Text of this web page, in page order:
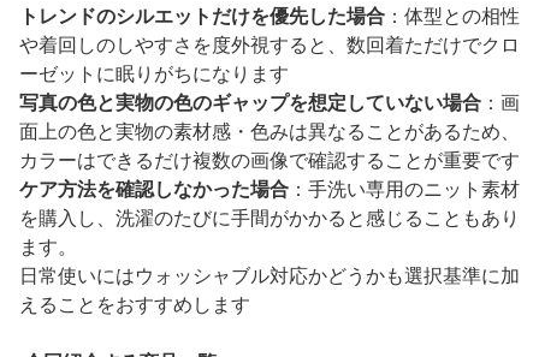
トレンドのシルエットだけを優先した場合 ：体型との相性
や着回しのしやすさを度外視すると、数回着ただけでクロ
ーゼットに眠りがちになります
写真の色と実物の色のギャップを想定していない場合 ：画
面上の色と実物の素材感・色みは異なることがあるため、
カラーはできるだけ複数の画像で確認することが重要です
ケア方法を確認しなかった場合 ：手洗い専用のニット素材
を購入し、洗濯のたびに手間がかかると感じることもあり
ます。
日常使いにはウォッシャブル対応かどうかも選択基準に加
えることをおすすめします